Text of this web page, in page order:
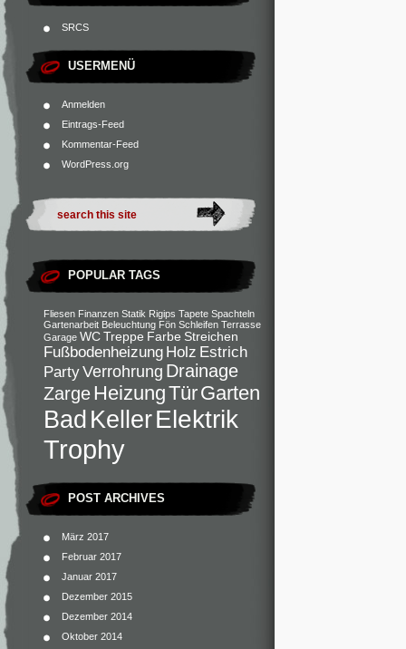
SRCS
USERMENÜ
Anmelden
Eintrags-Feed
Kommentar-Feed
WordPress.org
POPULAR TAGS
Fliesen Finanzen Statik Rigips Tapete Spachteln
Gartenarbeit Beleuchtung Fön Schleifen Terrasse
Garage WC Treppe Farbe Streichen
Fußbodenheizung Holz Estrich
PartyVerrohrung Drainage
ZargeHeizungTürGarten
Bad KellerElektrik
Trophy
POST ARCHIVES
März 2017
Februar 2017
Januar 2017
Dezember 2015
Dezember 2014
Oktober 2014